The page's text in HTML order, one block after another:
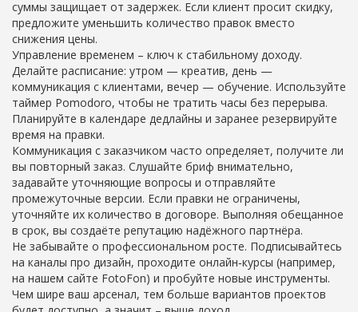
суммы защищает от задержек. Если клиент просит скидку,
предложите уменьшить количество правок вместо
снижения цены.
Управление временем – ключ к стабильному доходу.
Делайте расписание: утром — креатив, день —
коммуникация с клиентами, вечер — обучение. Используйте
таймер Pomodoro, чтобы не тратить часы без перерыва.
Планируйте в календаре дедлайны и заранее резервируйте
время на правки.
Коммуникация с заказчиком часто определяет, получите ли
вы повторный заказ. Слушайте бриф внимательно,
задавайте уточняющие вопросы и отправляйте
промежуточные версии. Если правки не ограничены,
уточняйте их количество в договоре. Выполняя обещанное
в срок, вы создаёте репутацию надёжного партнёра.
Не забывайте о профессиональном росте. Подписывайтесь
на каналы про дизайн, проходите онлайн‑курсы (например,
на нашем сайте FotoFon) и пробуйте новые инструменты.
Чем шире ваш арсенал, тем больше вариантов проектов